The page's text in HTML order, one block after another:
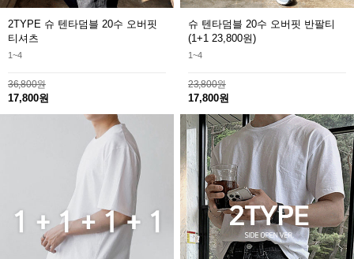
2TYPE 슈 텐타덤블 20수 오버핏
티셔츠
1~4
36,800원
17,800원
슈 텐타덤블 20수 오버핏 반팔티
(1+1 23,800원)
1~4
23,800원
17,800원